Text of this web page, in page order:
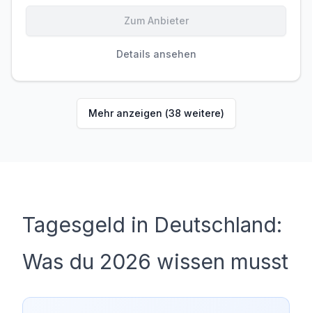
flexibel, täglich
Zum Anbieter
Details ansehen
Mehr anzeigen (38 weitere)
Tagesgeld in Deutschland:
Was du 2026 wissen musst